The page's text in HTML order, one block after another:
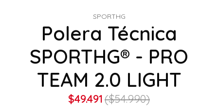
SPORTHG
Polera Técnica
SPORTHG® - PRO
TEAM 2.0 LIGHT
$49.491($54.990)